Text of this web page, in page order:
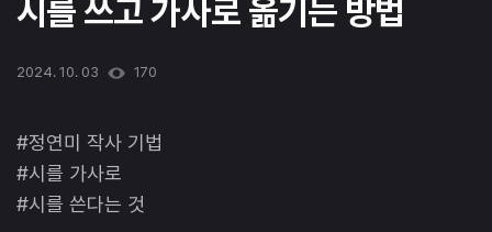
시를 쓰고 가사로 옮기는 방법
2024. 10. 03 170
#정연미 작사 기법
#시를 가사로
#시를 쓴다는 것